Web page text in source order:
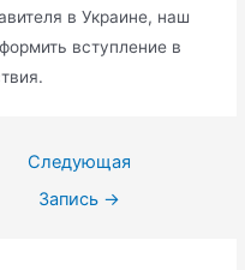
в Украине, наш
вступление в
Следующая
Запись →